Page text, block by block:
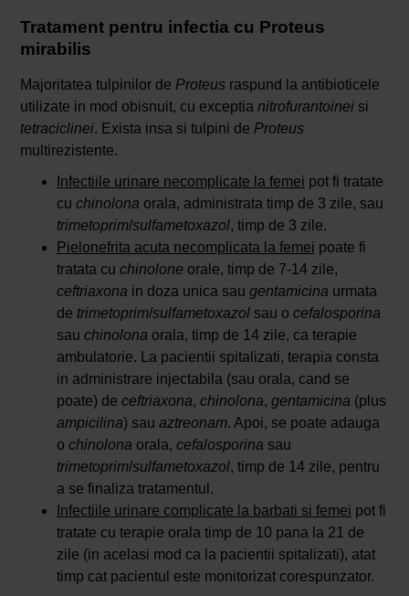
Tratament pentru infectia cu Proteus
mirabilis
Majoritatea tulpinilor de Proteus raspund la antibioticele
utilizate in mod obisnuit, cu exceptia nitrofurantoineisi
tetraciclinei. Exista insa si tulpini de Proteus
multirezistente.
Infectiile urinare necomplicate la femei pot fi tratate
cu chinolona orala, administrata timp de 3 zile, sau
trimetoprim/sulfametoxazol, timp de 3 zile.
Pielonefrita acuta necomplicata la femei poate fi
tratata cu chinolone orale, timp de 7-14 zile,
ceftriaxona in doza unica sau gentamicina urmata
de trimetoprim/sulfametoxazolsau o cefalosporina
sau chinolona orala, timp de 14 zile, ca terapie
ambulatorie. La pacientii spitalizati, terapia consta
in administrare injectabila (sau orala, cand se
poate) de ceftriaxona, chinolona, gentamicina (plus
ampicilina) sau aztreonam. Apoi, se poate adauga
o chinolona orala, cefalosporina sau
trimetoprim/sulfametoxazol, timp de 14 zile, pentru
a se finaliza tratamentul.
Infectiile urinare complicate la barbati si femei pot fi
tratate cu terapie orala timp de 10 pana la 21 de
zile (in acelasi mod ca la pacientii spitalizati), atat
timp cat pacientul este monitorizat corespunzator.